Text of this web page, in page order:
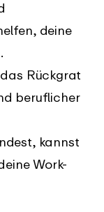
deine
Rückgrat
beruflicher
kannst
Work-